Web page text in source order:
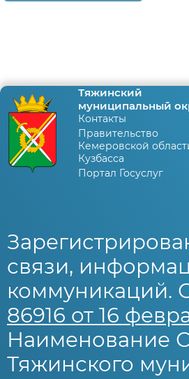
Тяжинский
муниципальный
Контакты
Правительство
Кемеровской
Кузбасса
Портал Госуслуг
связи,
коммуникаций.
86916 от 16
Наименование
Тяжинского